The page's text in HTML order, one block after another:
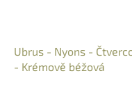
Ubrus - Nyons -
- Krémově béžová